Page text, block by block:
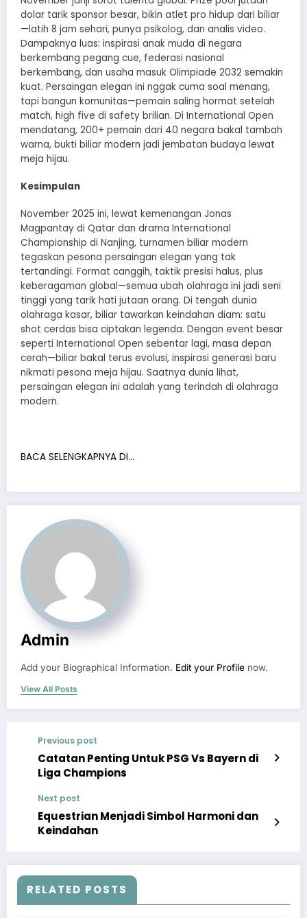
dolar tarik sponsor besar, bikin atlet pro hidup dari biliar
—latih 8 jam sehari, punya psikolog, dan analis video.
Dampaknya luas: inspirasi anak muda di negara
berkembang pegang cue, federasi nasional
berkembang, dan usaha masuk Olimpiade 2032 semakin
kuat. Persaingan elegan ini nggak cuma soal menang,
tapi bangun komunitas—pemain saling hormat setelah
match, high five di safety brilian. Di International Open
mendatang, 200+ pemain dari 40 negara bakal tambah
warna, bukti biliar modern jadi jembatan budaya lewat
meja hijau.
Kesimpulan
November 2025 ini, lewat kemenangan Jonas
Magpantay di Qatar dan drama International
Championship di Nanjing, turnamen biliar modern
tegaskan pesona persaingan elegan yang tak
tertandingi. Format canggih, taktik presisi halus, plus
keberagaman global—semua ubah olahraga ini jadi seni
tinggi yang tarik hati jutaan orang. Di tengah dunia
olahraga kasar, biliar tawarkan keindahan diam: satu
shot cerdas bisa ciptakan legenda. Dengan event besar
seperti International Open sebentar lagi, masa depan
cerah—biliar bakal terus evolusi, inspirasi generasi baru
nikmati pesona meja hijau. Saatnya dunia lihat,
persaingan elegan ini adalah yang terindah di olahraga
modern.
BACA SELENGKAPNYA DI…
Admin
Add your Biographical Information. Edit your Profile now.
View All Posts
Previous post
Catatan Penting Untuk PSG Vs Bayern di
Liga Champions
Next post
Equestrian Menjadi Simbol Harmoni dan
Keindahan
RELATED POSTS